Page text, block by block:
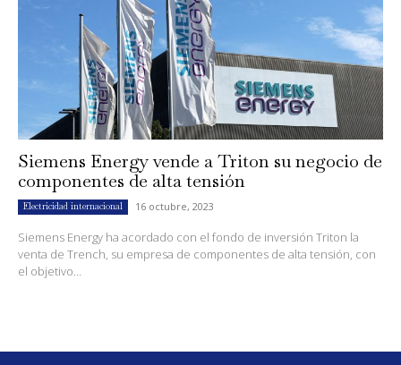
Siemens Energy vende a Triton su negocio de
componentes de alta tensión
Electricidad internacional 16 octubre, 2023
Siemens Energy ha acordado con el fondo de inversión Triton la
venta de Trench, su empresa de componentes de alta tensión, con
el objetivo...